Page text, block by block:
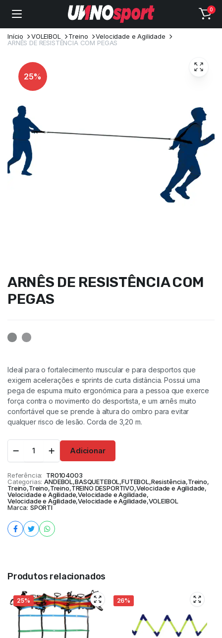
0
Início VOLEIBOL Treino
Velocidade e Agilidade
ARNÊS DE RESISTÊNCIA COM PEGAS
25%
ARNÊS DE RESISTÊNCIA COM
PEGAS
Ideal para o fortalecimento muscular e para desportos que
exigem acelerações e sprints de curta distância. Possui uma
pega de espuma muito ergonómica para a pessoa que exerce
força contra o movimento do desportista, e um arnês muito
confortável que se prende à altura do ombro para evitar
qualquer risco de lesão. Corda de 3,20 m.
Adicionar
Referência:
TR0104003
Categorias: ANDEBOL,BASQUETEBOL,FUTEBOL,Resistência,Treino,
Treino,Treino,Treino,TREINO DESPORTIVO,Velocidade e Agilidade,
Velocidade e Agilidade,Velocidade e Agilidade,
Velocidade e Agilidade,Velocidade e Agilidade,VOLEIBOL
Marca: SPORTI
Produtos relacionados
25% 26%